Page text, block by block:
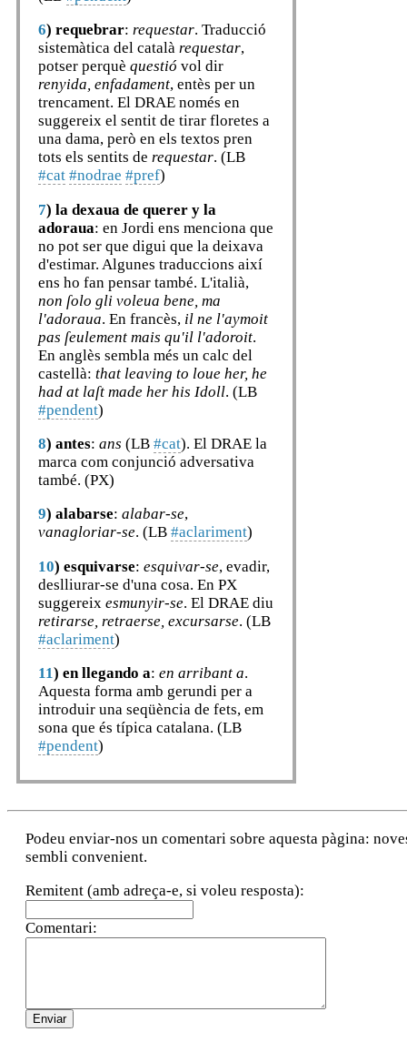
6) requebrar: requestar. Traducció
sistemàtica del català requestar,
potser perquè questió vol dir
renyida, enfadament, entès per un
trencament. El DRAE només en
suggereix el sentit de tirar floretes a
una dama, però en els textos pren
tots els sentits de requestar. (LB
#cat #nodrae #pref)
7) la dexaua de querer y la
adoraua: en Jordi ens menciona que
no pot ser que digui que la deixava
d'estimar. Algunes traduccions així
ens ho fan pensar també. L'italià,
non ſolo gli voleua bene, ma
l'adoraua. En francès, il ne l'aymoit
pas ſeulement mais qu'il l'adoroit.
En anglès sembla més un calc del
castellà: that leaving to loue her, he
had at laſt made her his Idoll. (LB
#pendent)
8) antes: ans (LB #cat). El DRAE la
marca com conjunció adversativa
també. (PX)
9) alabarse: alabar-se,
vanagloriar-se. (LB #aclariment)
10) esquivarse: esquivar-se, evadir,
deslliurar-se d'una cosa. En PX
suggereix esmunyir-se. El DRAE diu
retirarse, retraerse, excursarse. (LB
#aclariment)
11) en llegando a: en arribant a.
Aquesta forma amb gerundi per a
introduir una seqüència de fets, em
sona que és típica catalana. (LB
#pendent)
Podeu enviar-nos un comentari sobre aquesta pàgina:
sembli convenient.
Remitent (amb adreça-e, si voleu resposta):
Comentari: